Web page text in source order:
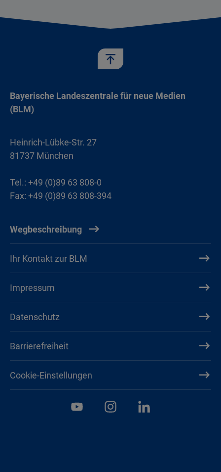
Bayerische Landeszentrale für neue Medien
(BLM)
Heinrich-Lübke-Str. 27
81737 München
Tel.: +49 (0)89 63 808-0
Fax: +49 (0)89 63 808-394
Wegbeschreibung
Ihr Kontakt zur BLM
Impressum
Datenschutz
Barrierefreiheit
Cookie-Einstellungen